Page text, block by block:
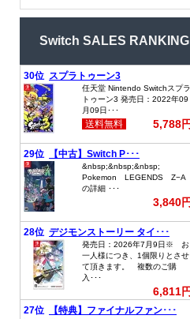
Switch SALES RANKING